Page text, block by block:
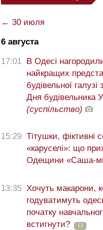
← 30 июля
6 августа
17:01
В Одесі
найкращих
будівельної галузі
Дня будівельника
(суспільство)
15:29 Тітушки, фіктивні
«каруселі»: що
Одещини «Саша-
13:35 Хочуть макарони,
годуватимуть
початку
встигнути?
12